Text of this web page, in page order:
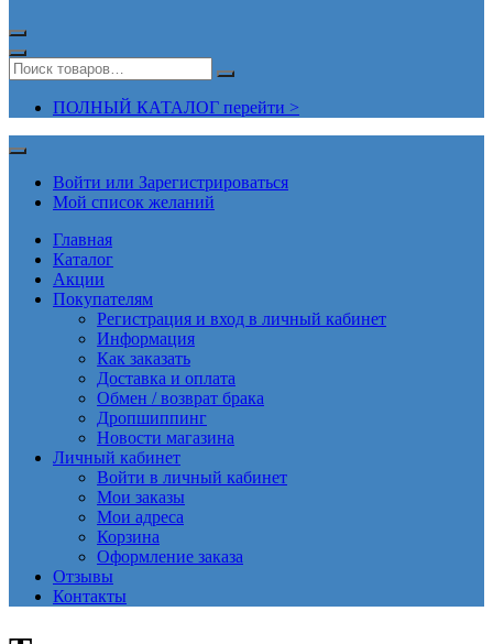
ПОЛНЫЙ КАТАЛОГ перейти >
Войти или Зарегистрироваться
Мой список желаний
Главная
Каталог
Акции
Покупателям
Регистрация и вход в личный кабинет
Информация
Как заказать
Доставка и оплата
Обмен / возврат брака
Дропшиппинг
Новости магазина
Личный кабинет
Войти в личный кабинет
Мои заказы
Мои адреса
Корзина
Оформление заказа
Отзывы
Контакты